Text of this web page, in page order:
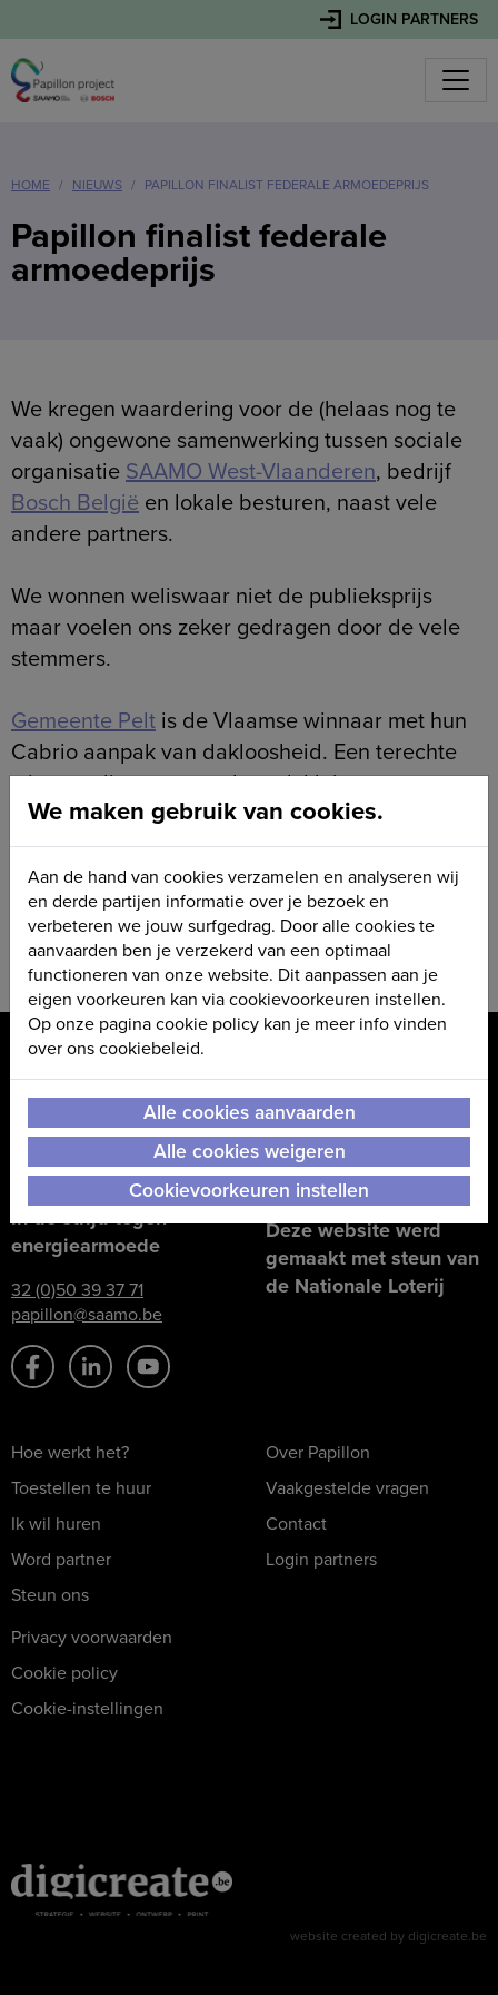
LOGIN PARTNERS
HOME NIEUWS PAPILLON FINALIST FEDERALE ARMOEDEPRIJS
Papillon finalist federale
armoedeprijs
We kregen waardering voor de (helaas nog te
vaak) ongewone samenwerking tussen sociale
organisatie SAAMO West-Vlaanderen, bedrijf
Bosch België en lokale besturen, naast vele
andere partners.
We wonnen weliswaar niet de publieksprijs
maar voelen ons zeker gedragen door de vele
stemmers.
Gemeente Pelt is de Vlaamse winnaar met hun
Cabrio aanpak van dakloosheid. Een terechte
winnaar die aantoont dat ook kleinere
gemeenten het verschil kunnen maken.
Wist je overigens datPeltook één van de lokale
partners is bij Papillon?
Een project vanSAAMO
in de strijd tegen
energiearmoede
32 (0)50 39 37 71
papillon@saamo.be
Papillon wordt mee
mogelijk gemaakt door:
Deze website werd
gemaakt met steun van
de Nationale Loterij
Hoe werkt het?
Toestellen te huur
Ik wil huren
Word partner
Steun ons
Over Papillon
Vaakgestelde vragen
Contact
Login partners
Privacy voorwaarden
Cookie policy
Cookie-instellingen
website created by digicreate.be
We maken gebruik van cookies.
Aan de hand van cookies verzamelen en analyseren wij
en derde partijen informatie over je bezoek en
verbeteren we jouw surfgedrag. Door alle cookies te
aanvaarden ben je verzekerd van een optimaal
functioneren van onze website. Dit aanpassen aan je
eigen voorkeuren kan via cookievoorkeuren instellen.
Op onze pagina cookie policy kan je meer info vinden
over ons cookiebeleid.
Alle cookies aanvaarden
Alle cookies weigeren
Cookievoorkeuren instellen